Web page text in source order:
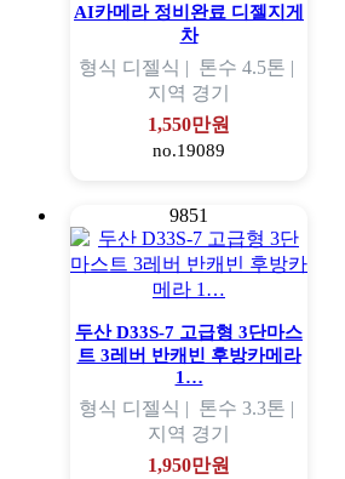
AI카메라 정비완료 디젤지게
차
형식 디젤식 | 톤수 4.5톤 |
지역 경기
1,550만원
no.19089
9851
두산 D33S-7 고급형 3단마스
트 3레버 반캐빈 후방카메라
1…
형식 디젤식 | 톤수 3.3톤 |
지역 경기
1,950만원